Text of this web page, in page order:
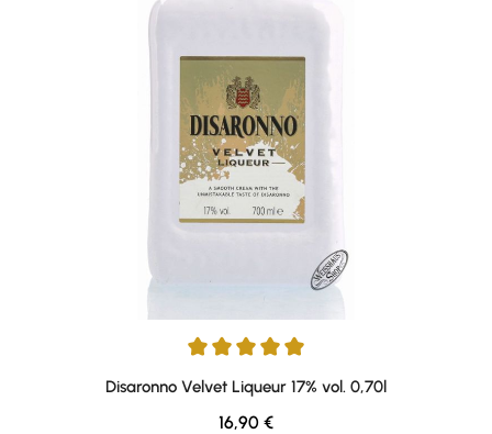
Durchschnittliche Bewertung von 5 von 5 Sternen
Disaronno Velvet Liqueur 17% vol. 0,70l
Regulärer Preis:
16,90 €